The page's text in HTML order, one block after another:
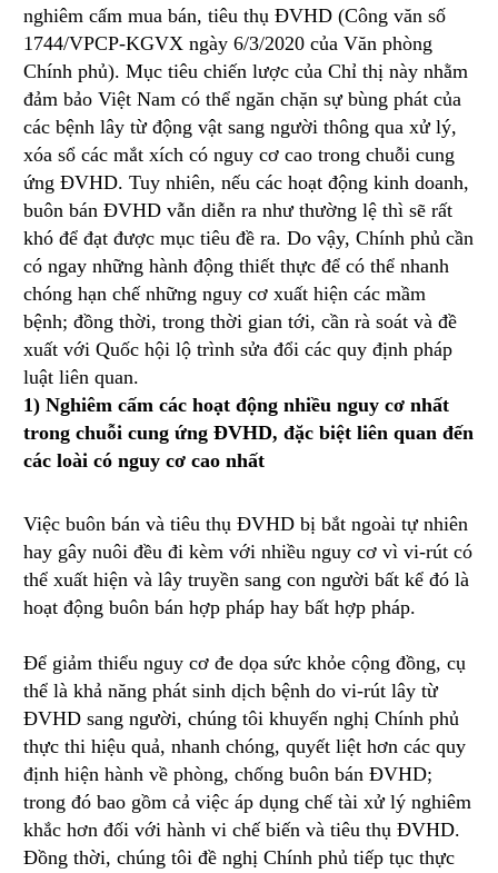
nghiêm cấm mua bán, tiêu thụ ĐVHD (Công văn số
1744/VPCP-KGVX ngày 6/3/2020 của Văn phòng
Chính phủ). Mục tiêu chiến lược của Chỉ thị này nhằm
đảm bảo Việt Nam có thể ngăn chặn sự bùng phát của
các bệnh lây từ động vật sang người thông qua xử lý,
xóa sổ các mắt xích có nguy cơ cao trong chuỗi cung
ứng ĐVHD. Tuy nhiên, nếu các hoạt động kinh doanh,
buôn bán ĐVHD vẫn diễn ra như thường lệ thì sẽ rất
khó để đạt được mục tiêu đề ra. Do vậy, Chính phủ cần
có ngay những hành động thiết thực để có thể nhanh
chóng hạn chế những nguy cơ xuất hiện các mầm
bệnh; đồng thời, trong thời gian tới, cần rà soát và đề
xuất với Quốc hội lộ trình sửa đổi các quy định pháp
luật liên quan.
1) Nghiêm cấm các hoạt động nhiều nguy cơ nhất
trong chuỗi cung ứng ĐVHD, đặc biệt liên quan đến
các loài có nguy cơ cao nhất
Việc buôn bán và tiêu thụ ĐVHD bị bắt ngoài tự nhiên
hay gây nuôi đều đi kèm với nhiều nguy cơ vì vi-rút có
thể xuất hiện và lây truyền sang con người bất kể đó là
hoạt động buôn bán hợp pháp hay bất hợp pháp.
Để giảm thiểu nguy cơ đe dọa sức khỏe cộng đồng, cụ
thể là khả năng phát sinh dịch bệnh do vi-rút lây từ
ĐVHD sang người, chúng tôi khuyến nghị Chính phủ
thực thi hiệu quả, nhanh chóng, quyết liệt hơn các quy
định hiện hành về phòng, chống buôn bán ĐVHD;
trong đó bao gồm cả việc áp dụng chế tài xử lý nghiêm
khắc hơn đối với hành vi chế biến và tiêu thụ ĐVHD.
Đồng thời, chúng tôi đề nghị Chính phủ tiếp tục thực